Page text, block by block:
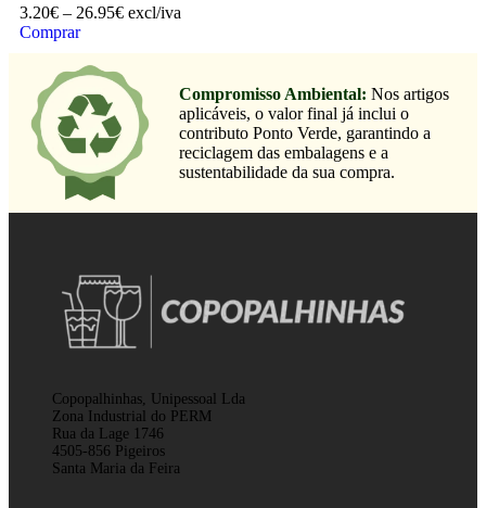
3.20€ – 26.95€ excl/iva
Comprar
Compromisso Ambiental: Nos artigos
aplicáveis, o valor final já inclui o
contributo Ponto Verde, garantindo a
reciclagem das embalagens e a
sustentabilidade da sua compra.
Copopalhinhas, Unipessoal Lda
Zona Industrial do PERM
Rua da Lage 1746
4505-856 Pigeiros
Santa Maria da Feira